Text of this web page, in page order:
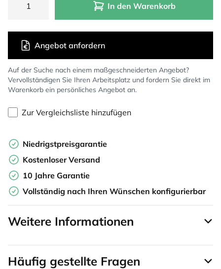
In den Warenkorb
Auf der Suche nach einem maßgeschneiderten Angebot?
Vervollständigen Sie Ihren Arbeitsplatz und fordern Sie direkt im
Warenkorb ein persönliches Angebot an.
Angebot anfordern
Zur Vergleichsliste hinzufügen
Niedrigstpreisgarantie
Kostenloser Versand
10 Jahre Garantie
Vollständig nach Ihren Wünschen konfigurierbar
Weitere Informationen
Häufig gestellte Fragen